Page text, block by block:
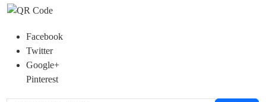
Facebook
Twitter
Google+
Pinterest